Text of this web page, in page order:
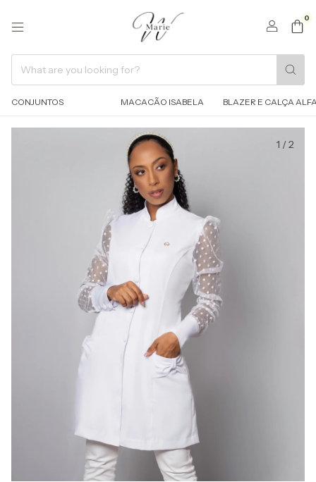
0
CONJUNTOS MACACÃO ISABELA BLAZER E CALÇA
1 /2